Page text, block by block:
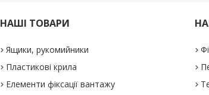
НАШІ ТОВАРИ
Ящики, рукомийники
Пластикові крила
Елементи фіксації вантажу